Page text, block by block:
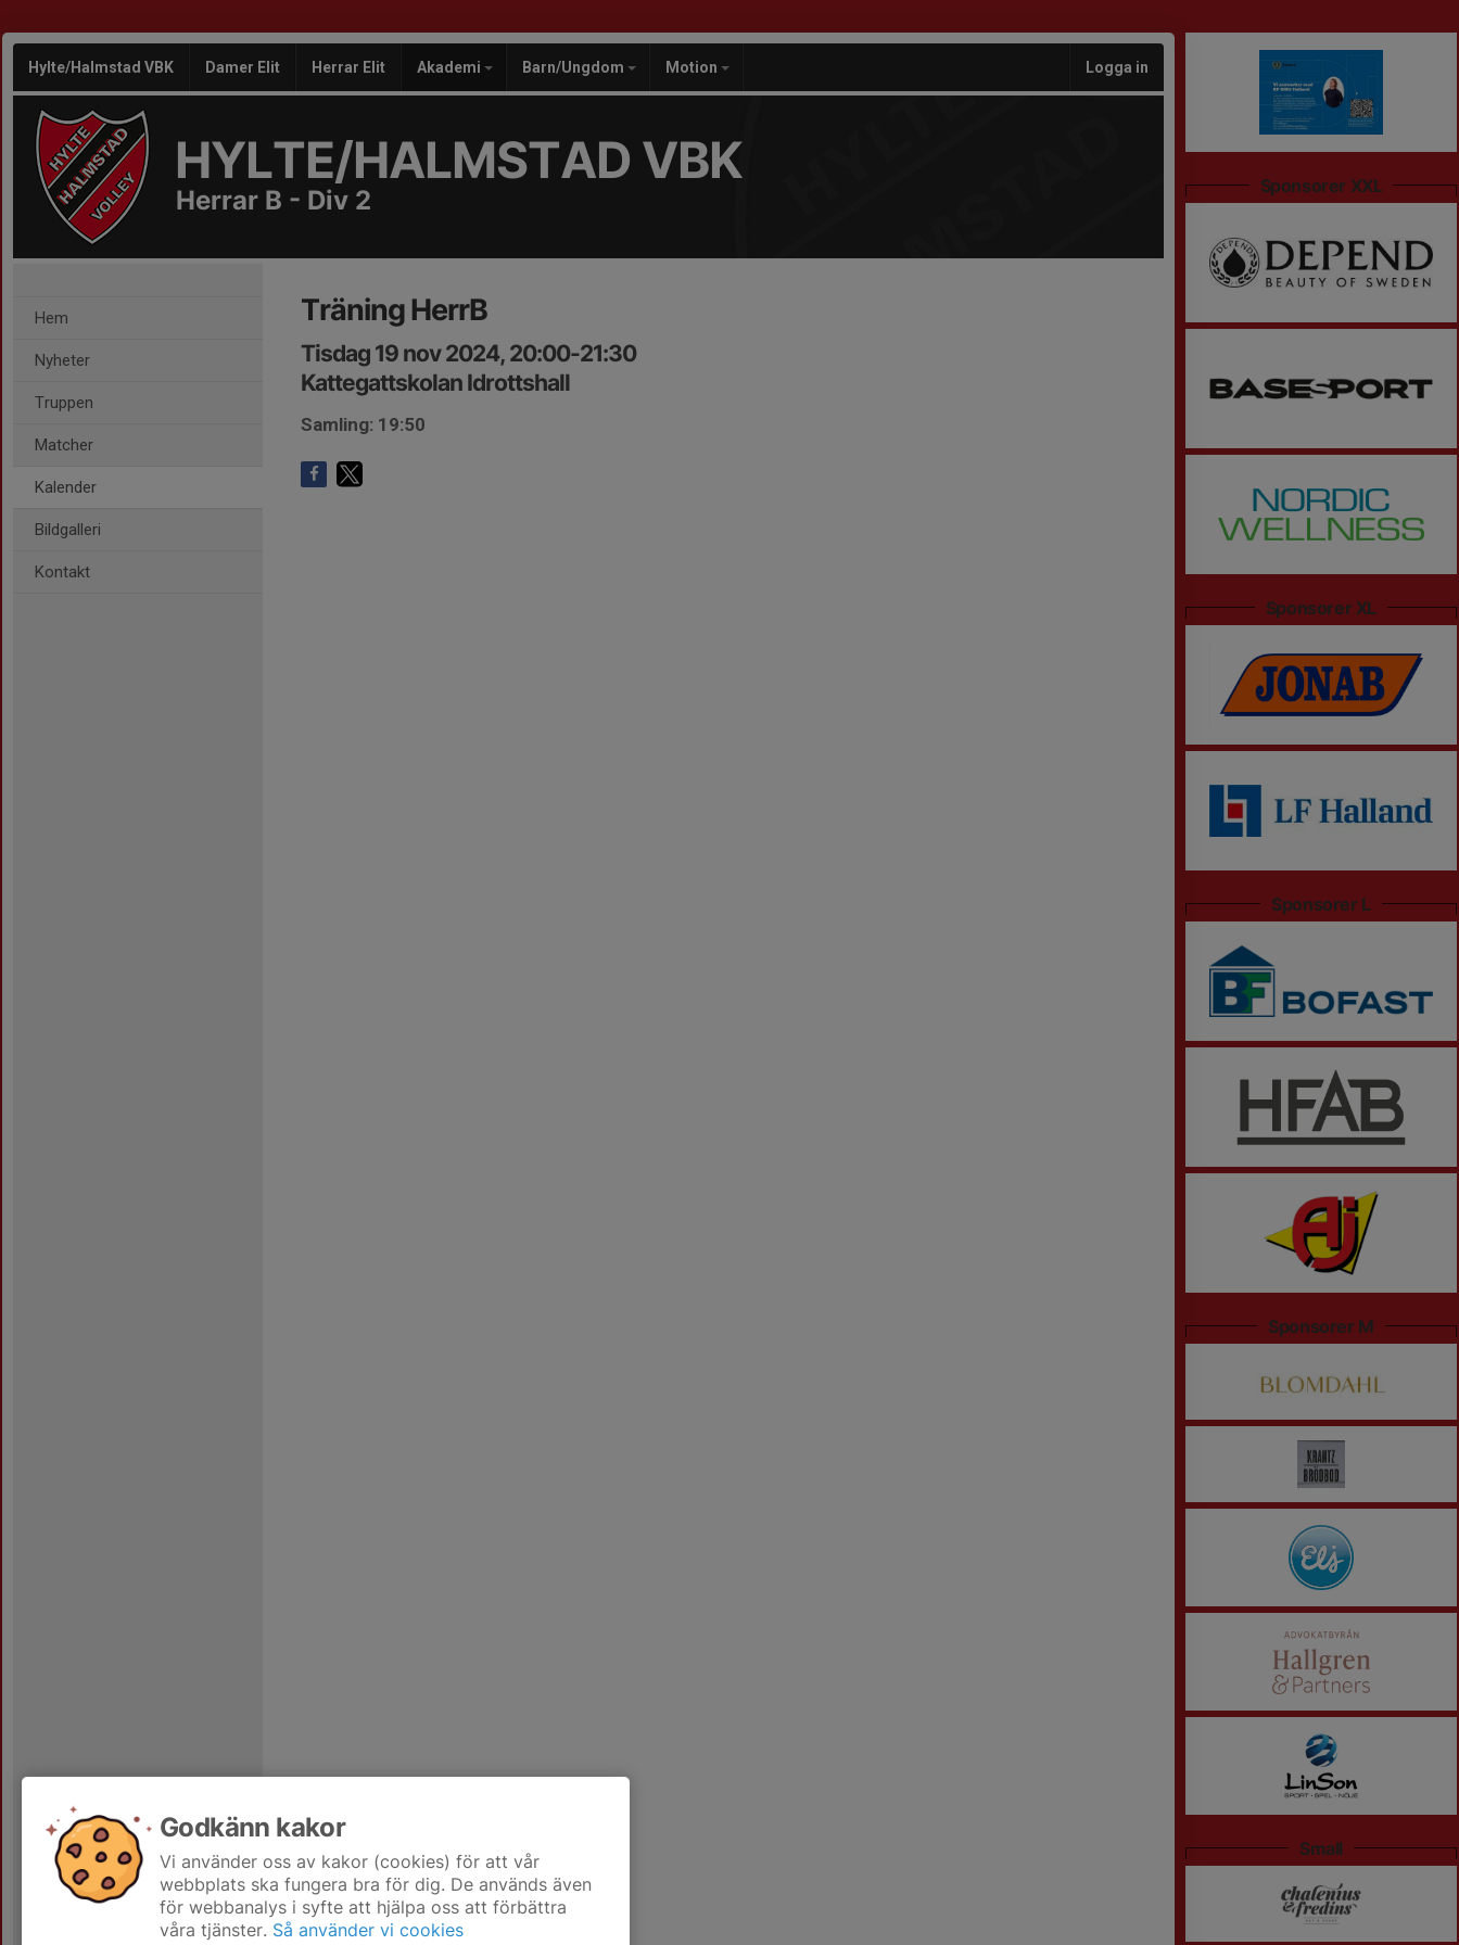
Hylte/Halmstad VBK Damer Elit Herrar Elit Akademi Barn/Ungdom Motion Logga in
HYLTE/HALMSTAD VBK
Herrar B - Div 2
Hem
Nyheter
Truppen
Matcher
Kalender
Bildgalleri
Kontakt
Träning HerrB
Tisdag 19 nov 2024, 20:00-21:30
Kattegattskolan Idrottshall
Samling: 19:50
Sponsorer XXL
Sponsorer XL
Sponsorer L
Sponsorer M
Small
Godkänn kakor
Vi använder oss av kakor (cookies) för att vår
webbplats ska fungera bra för dig. De används även
för webbanalys i syfte att hjälpa oss att förbättra
våra tjänster. Så använder vi cookies